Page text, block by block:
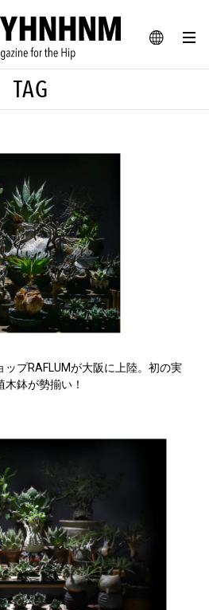
JA
BLOG SNAP
ルチャー、ライフスタイルWEBマガジン
#憧れの逸品
#古着サミット
イナーグッド図鑑
#MONTHLY JOURNAL
フイナムのYouTube
IT #AH.H
#MUSIC #MOVIE
HANDBOOK
TAG
ップRAFLUMが大阪に上陸。初の実
鉢が勢揃い！